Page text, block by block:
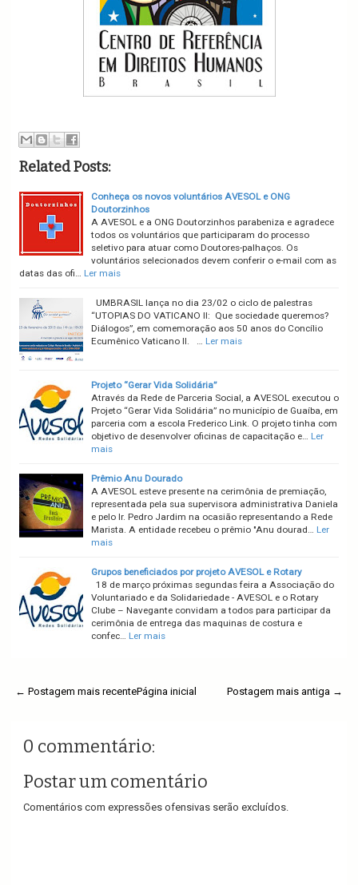
Related Posts:
Conheça os novos voluntários AVESOL e ONG
Doutorzinhos
A AVESOL e a ONG Doutorzinhos parabeniza e agradece
todos os voluntários que participaram do processo
seletivo para atuar como Doutores-palhaços. Os
voluntários selecionados devem conferir o e-mail com as
datas das ofi… Ler mais
UMBRASIL lança no dia 23/02 o ciclo de palestras
“UTOPIAS DO VATICANO II: Que sociedade queremos?
Diálogos”, em comemoração aos 50 anos do Concílio
Ecumênico Vaticano II. … Ler mais
Projeto “Gerar Vida Solidária”
Através da Rede de Parceria Social, a AVESOL executou o
Projeto “Gerar Vida Solidária” no município de Guaíba, em
parceria com a escola Frederico Link. O projeto tinha com
objetivo de desenvolver oficinas de capacitação e… Ler
mais
Prêmio Anu Dourado
A AVESOL esteve presente na cerimônia de premiação,
representada pela sua supervisora administrativa Daniela
e pelo Ir. Pedro Jardim na ocasião representando a Rede
Marista. A entidade recebeu o prêmio "Anu dourad… Ler
mais
Grupos beneficiados por projeto AVESOL e Rotary
18 de março próximas segundas feira a Associação do
Voluntariado e da Solidariedade - AVESOL e o Rotary
Clube – Navegante convidam a todos para participar da
cerimônia de entrega das maquinas de costura e
confec… Ler mais
← Postagem mais recente Postagem mais antiga →
Página inicial
0 commentário:
Postar um comentário
Comentários com expressões ofensivas serão excluídos.